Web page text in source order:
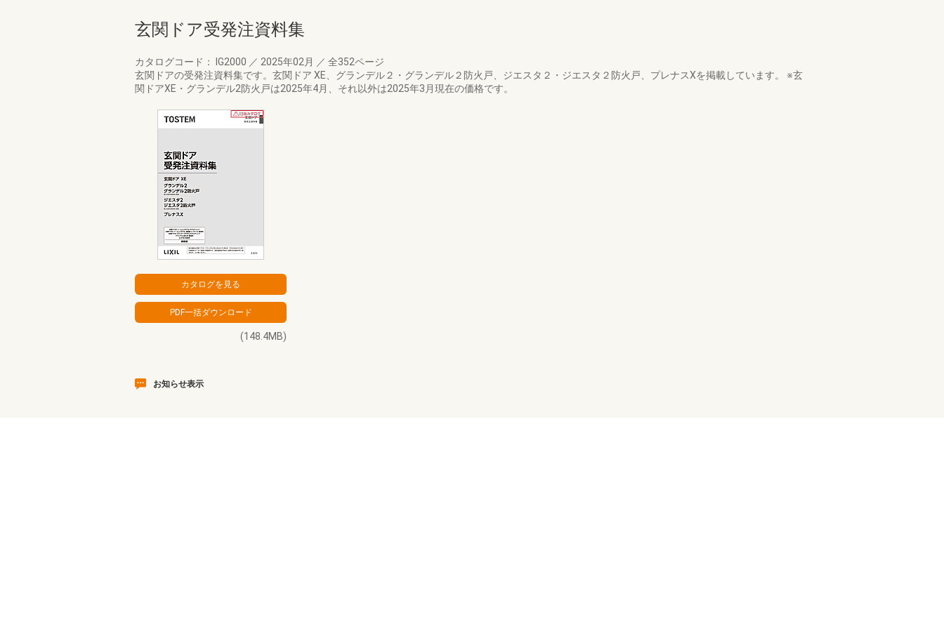
玄関ドア受発注資料集
カタログコード： IG2000 ／ 2025年02月 ／ 全352ページ
玄関ドアの受発注資料集です。玄関ドア XE、グランデル２・グランデル２防火戸、ジエスタ２・ジエスタ２防火戸、プレナスXを掲載しています。 ※玄
関ドアXE・グランデル2防火戸は2025年4月、それ以外は2025年3月現在の価格です。
(148.4MB)
お知らせ表示